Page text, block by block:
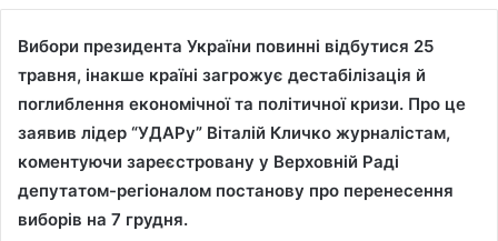
Вибори президента України повинні відбутися 25
травня, інакше країні загрожує дестабілізація й
поглиблення економічної та політичної кризи. Про це
заявив лідер “УДАРу” Віталій Кличко журналістам,
коментуючи зареєстровану у Верховній Раді
депутатом-регіоналом постанову про перенесення
виборів на 7 грудня.